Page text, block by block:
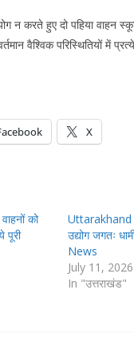
न करते हुए दो पहिया
वैश्विक परिस्थितियों में
X
को
पूरी
Uttarakhand के
उद्योग जगतः
News
July 11, 2026
In "उत्तराखंड"